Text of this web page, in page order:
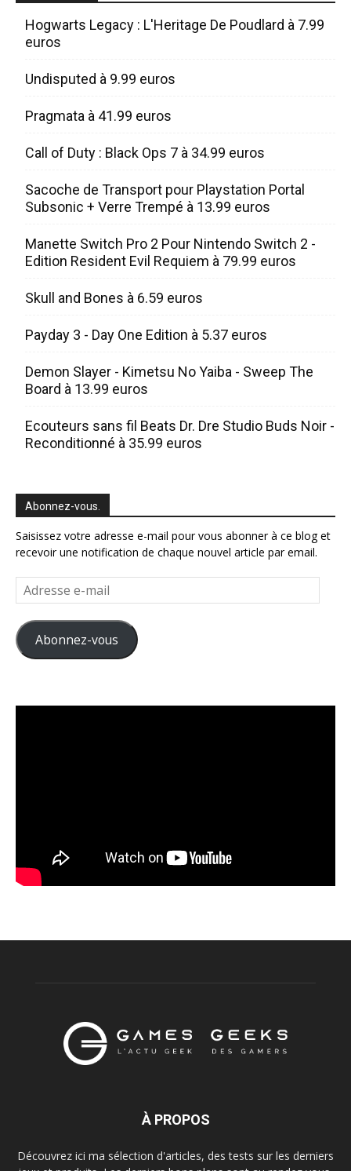
Hogwarts Legacy : L'Heritage De Poudlard à 7.99
euros
Undisputed à 9.99 euros
Pragmata à 41.99 euros
Call of Duty : Black Ops 7 à 34.99 euros
Sacoche de Transport pour Playstation Portal
Subsonic + Verre Trempé à 13.99 euros
Manette Switch Pro 2 Pour Nintendo Switch 2 -
Edition Resident Evil Requiem à 79.99 euros
Skull and Bones à 6.59 euros
Payday 3 - Day One Edition à 5.37 euros
Demon Slayer - Kimetsu No Yaiba - Sweep The
Board à 13.99 euros
Ecouteurs sans fil Beats Dr. Dre Studio Buds Noir -
Reconditionné à 35.99 euros
Abonnez-vous.
Saisissez votre adresse e-mail pour vous abonner à ce blog et
recevoir une notification de chaque nouvel article par email.
Adresse
e-
mail
Abonnez-vous
À PROPOS
Découvrez ici ma sélection d'articles, des tests sur les derniers